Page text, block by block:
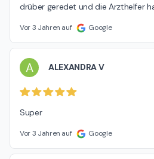
drüber geredet und die Arzthelfer
Vor 3 Jahren auf Google
A ALEXANDRA V
Super
Vor 3 Jahren auf Google